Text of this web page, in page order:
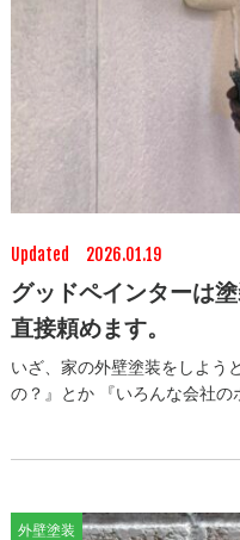
Updated 2026.01.19
グッドペインターは
直接頼めます。
いざ、家の外壁塗装をしよう
の？』とか 『いろんな会社の
外壁塗装